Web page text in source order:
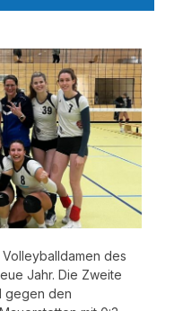
des
Jahr. Die Zweite
gegen den